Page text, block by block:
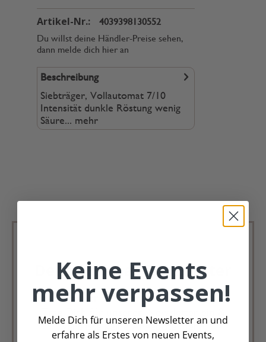
Artikel-Nr.:
4039398130552
Du willst deine Händler-Preise sehen,
dann melde dich hier an
Beschreibung
Siebträger, Vollautomat 7/10
Intensität dunkle Röstung wenig
Säure... mehr
Deko Andreas Newsletter
Immer schön, immer aktuell.
verpasse keine Angebote mehr
Keine Events
mehr verpassen!
Melde Dich für unseren Newsletter an und
erfahre als Erstes von neuen Events,